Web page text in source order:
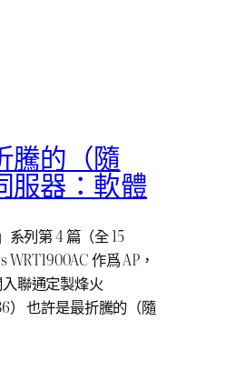
騰的（隨
服器：軟體
列第 4 篇（全 15
作爲 AP，
聯通定製烽火
） 也許是最折騰的（隨